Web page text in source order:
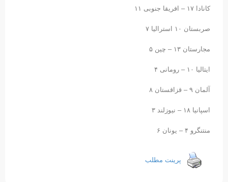
کانادا ١٧ – افریقا جنوبی ١١
صربستان ١۰ استرالیا ٧
مجارستان ١٣ – چین ۵
ایتالیا ١۰ – رومانی ۴
آلمان ٩ – قزاقستان ٨
اسپانیا ١٨ – نیوزلند ٣
منتنگرو ۴ – یونان ۶
پرینت مطلب